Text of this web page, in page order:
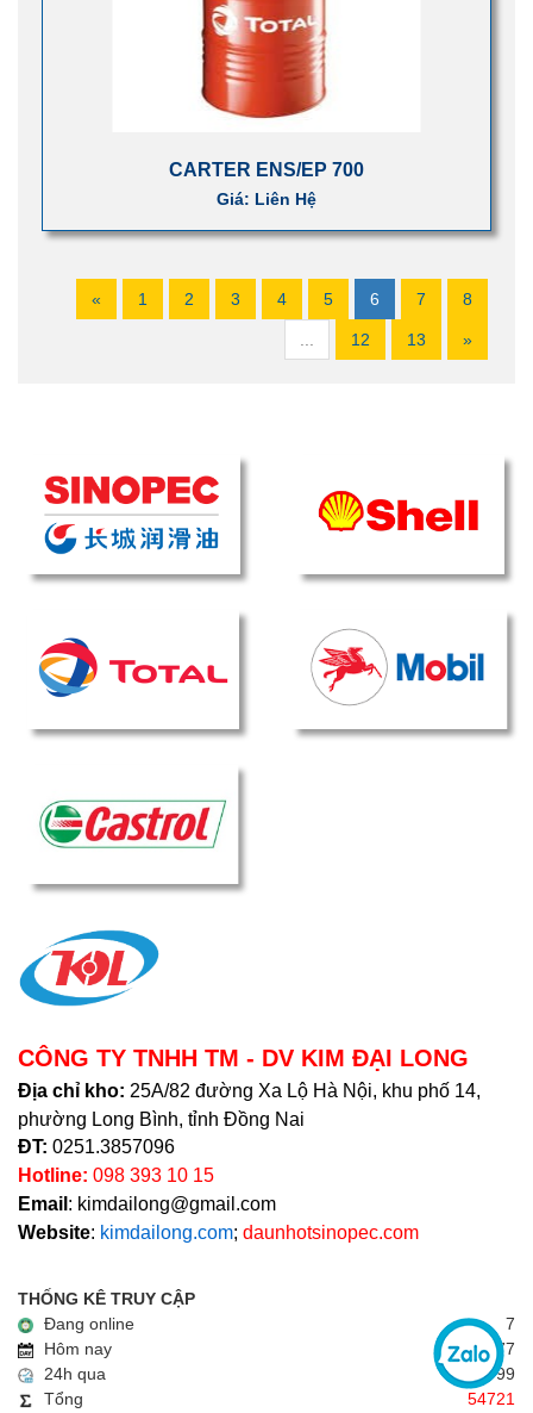
CARTER ENS/EP 700
Giá: Liên Hệ
« 1 2 3 4 5 6 7 8
12 13 »
CÔNG TY TNHH TM - DV KIM ĐẠI LONG
Địa chỉ kho: 25A/82 đường Xa Lộ Hà Nội, khu phố 14,
phường Long Bình, tỉnh Đồng Nai
ĐT: 0251.3857096
Hotline: 098 393 10 15
Email : kimdailong@gmail.com
Website: kimdailong.com; daunhotsinopec.com
THỐNG KÊ TRUY CẬP
Đang online
7
Hôm nay
77
24h qua
99
Tổng
54721